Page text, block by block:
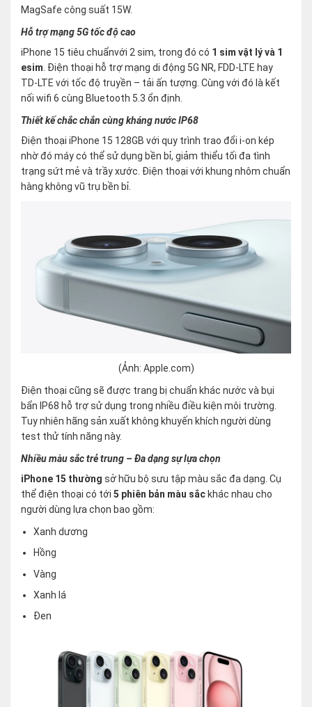
MagSafe công suất 15W.
Hỗ trợ mạng 5G tốc độ cao
iPhone 15 tiêu chuẩnvới 2 sim, trong đó có 1 sim vật lý và 1
esim. Điện thoại hỗ trợ mạng di động 5G NR, FDD-LTE hay
TD-LTE với tốc độ truyền – tải ấn tượng. Cùng với đó là kết
nối wifi 6 cùng Bluetooth 5.3 ổn định.
Thiết kế chắc chắn cùng kháng nước IP68
Điện thoại iPhone 15 128GB với quy trình trao đổi i-on kép
nhờ đó máy có thể sử dụng bền bỉ, giảm thiểu tối đa tình
trạng sứt mẻ và trầy xước. Điện thoại với khung nhôm chuẩn
hàng không vũ trụ bền bỉ.
(Ảnh: Apple.com)
Điện thoại cũng sẽ được trang bị chuẩn khác nước và bụi
bẩn IP68 hỗ trợ sử dụng trong nhiều điều kiện môi trường.
Tuy nhiên hãng sản xuất không khuyến khích người dùng
test thử tính năng này.
Nhiều màu sắc trẻ trung – Đa dạng sự lựa chọn
iPhone 15 thường sở hữu bộ sưu tập màu sắc đa dạng. Cụ
thể điện thoại có tới 5 phiên bản màu sắc khác nhau cho
người dùng lựa chọn bao gồm:
Xanh dương
Hồng
Vàng
Xanh lá
Đen